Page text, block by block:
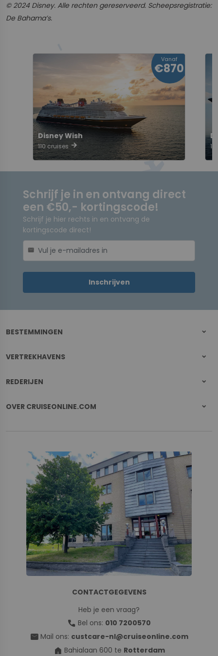
© 2024 Disney. Alle rechten gereserveerd. Scheepsregistratie:
De Bahama’s.
Disney Wish
110 cruises arrow_forward
Vanaf
€870
Schrijf je in en ontvang direct
een €50,- kortingscode!
Schrijf je hier rechts in en ontvang de
kortingscode direct!
mail
Inschrijven
BESTEMMINGEN
VERTREKHAVENS
REDERIJEN
OVER CRUISEONLINE.COM
CONTACTGEGEVENS
Heb je een vraag?
call Bel ons: 010 7200570
mail Mail ons: custcare-nl@cruiseonline.com
home Bahialaan 600 te Rotterdam